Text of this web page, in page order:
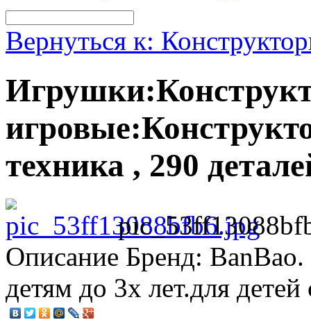
Вернуться к:
техника , 290
Описание Бренд: BanBao.
детям до 3х лет.для детей